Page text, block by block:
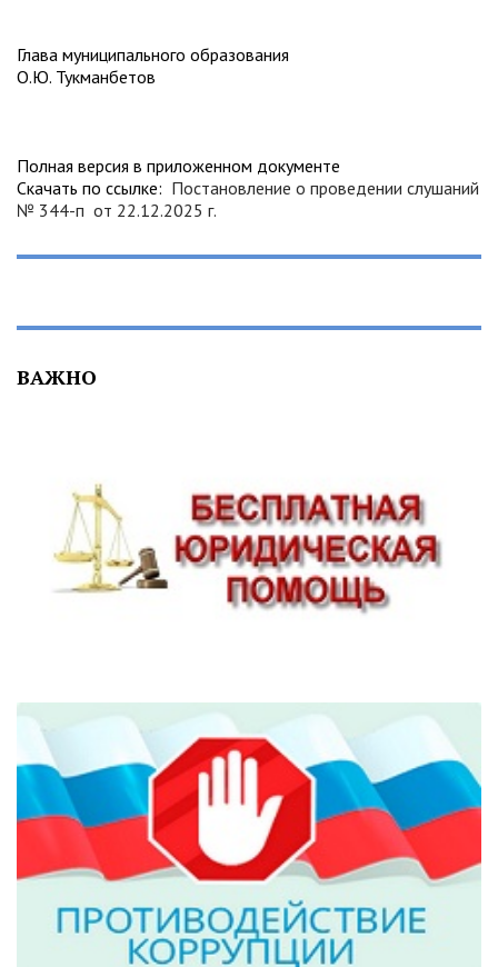
Глава муниципального образования
О.Ю. Тукманбетов
Полная версия в приложенном документе
Скачать по ссылке: Постановление о проведении слушаний
№ 344-п от 22.12.2025 г.
ВАЖНО